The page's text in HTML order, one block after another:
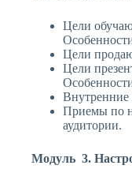
Цели
Цели
Цели
Приемы по
аудитории.
Модуль 3.